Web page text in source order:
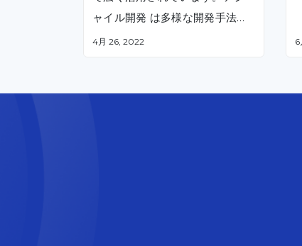
ャイル開発 は多様な開発手法を
包含しており、さまざまなプロ
4月 26, 2022